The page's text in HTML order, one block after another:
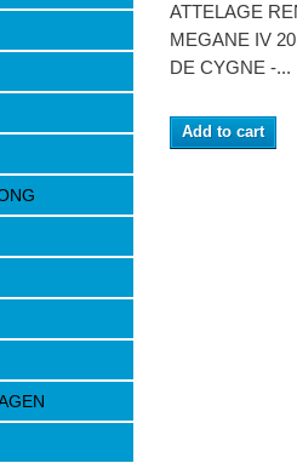
ATTELAGE
MEGANE IV
DE CYGNE -...
Add to cart